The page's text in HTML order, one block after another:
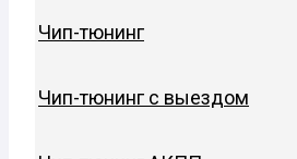
Чип-тюнинг
Чип-тюнинг с выездом